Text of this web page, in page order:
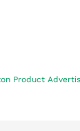
Product